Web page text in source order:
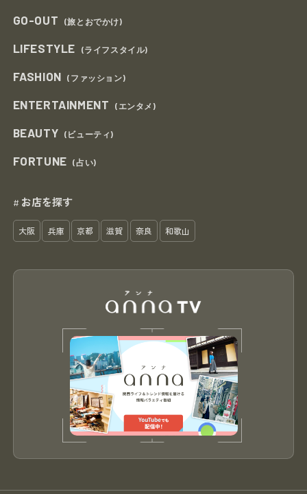
GO-OUT (旅とおでかけ)
LIFESTYLE (ライフスタイル)
FASHION (ファッション)
ENTERTAINMENT (エンタメ)
BEAUTY (ビューティ)
FORTUNE (占い)
# お店を探す
大阪 兵庫 京都 滋賀 奈良 和歌山